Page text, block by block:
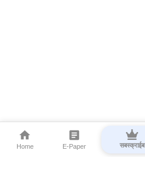
Home E-Paper सबस्क्राईब